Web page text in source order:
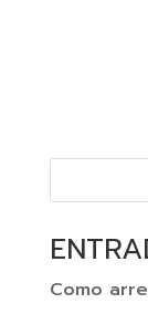
Como